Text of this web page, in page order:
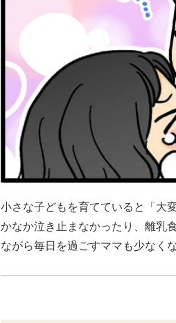
小さな子どもを育てていると「大
かなか泣き止まなかったり、離乳
ながら毎日を過ごすママも少なく